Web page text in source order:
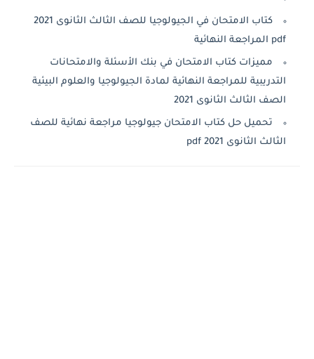
كتاب الامتحان في الجيولوجيا للصف الثالث الثانوى 2021
pdf المراجعة النهائية
مميزات كتاب الامتحان في بنك الأسئلة والامتحانات
التدريبية للمراجعة النهائية لمادة الجيولوجيا والعلوم البيئية
الصف الثالث الثانوى 2021
تحميل حل كتاب الامتحان جيولوجيا مراجعة نهائية للصف
الثالث الثانوى 2021 pdf